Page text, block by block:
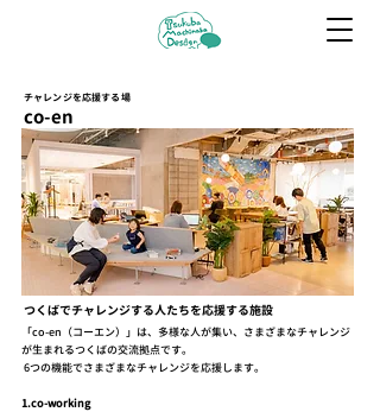
チャレンジを応援する場
co-en
つくばでチャレンジする人たちを応援する施設
「co-en（コーエン）」は、多様な人が集い、さまざまなチャレンジ
が生まれるつくばの交流拠点です。
6つの機能でさまざまなチャレンジを応援します。
1.co-working